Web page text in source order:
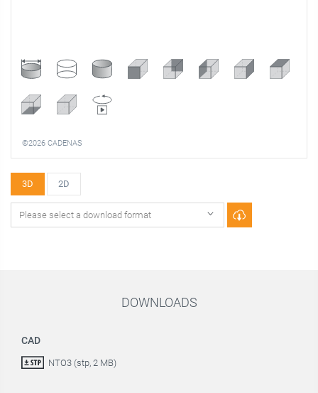
©2026 CADENAS
3D 2D
DOWNLOADS
CAD
NTO3 (stp, 2 MB)